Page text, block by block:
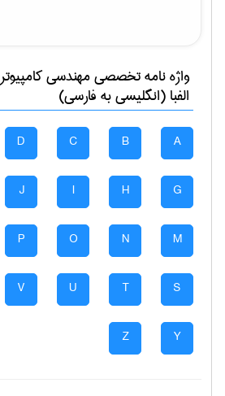
واژه نامه تخصصیمهندسی كامپيوتر
الفبا (انگلیسی به فارسی)
A
B
C
D
G
H
I
J
M
N
O
P
S
T
U
V
Y
Z